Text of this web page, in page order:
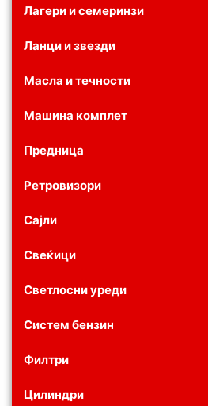
Лагери и семеринзи
Ланци и звезди
Масла и течности
Машина комплет
Предница
Ретровизори
Сајли
Свеќици
Светлосни уреди
Систем бензин
Филтри
Цилиндри